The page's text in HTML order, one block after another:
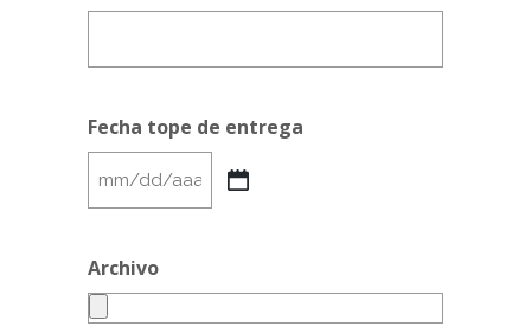
Fecha tope de entrega
MM
DD
barra
AAAA
Archivo